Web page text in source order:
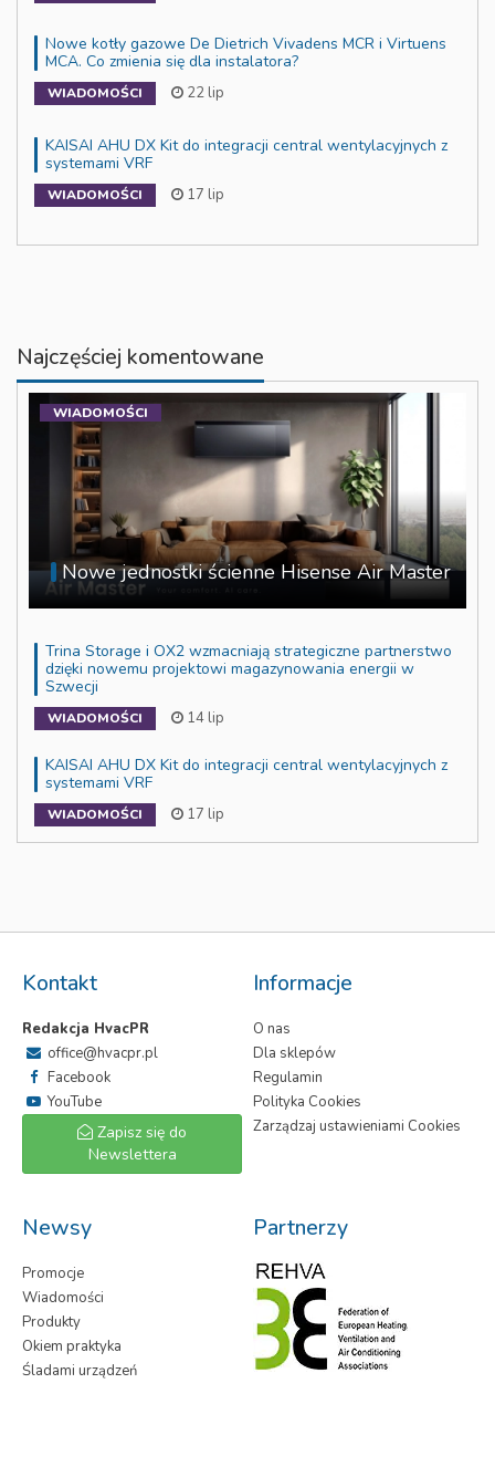
Nowe kotły gazowe De Dietrich Vivadens MCR i Virtuens
MCA. Co zmienia się dla instalatora?
WIADOMOŚCI 22 lip
KAISAI AHU DX Kit do integracji central wentylacyjnych z
systemami VRF
WIADOMOŚCI 17 lip
Najczęściej komentowane
Nowe jednostki ścienne Hisense Air Master
WIADOMOŚCI
Trina Storage i OX2 wzmacniają strategiczne partnerstwo
dzięki nowemu projektowi magazynowania energii w
Szwecji
WIADOMOŚCI 14 lip
KAISAI AHU DX Kit do integracji central wentylacyjnych z
systemami VRF
WIADOMOŚCI 17 lip
Kontakt
Redakcja HvacPR
office@hvacpr.pl
Facebook
YouTube
Zapisz się do
Newslettera
Informacje
O nas
Dla sklepów
Regulamin
Polityka Cookies
Zarządzaj ustawieniami Cookies
Newsy
Promocje
Wiadomości
Produkty
Okiem praktyka
Śladami urządzeń
Partnerzy